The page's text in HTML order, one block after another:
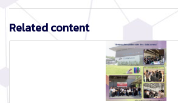
Related content